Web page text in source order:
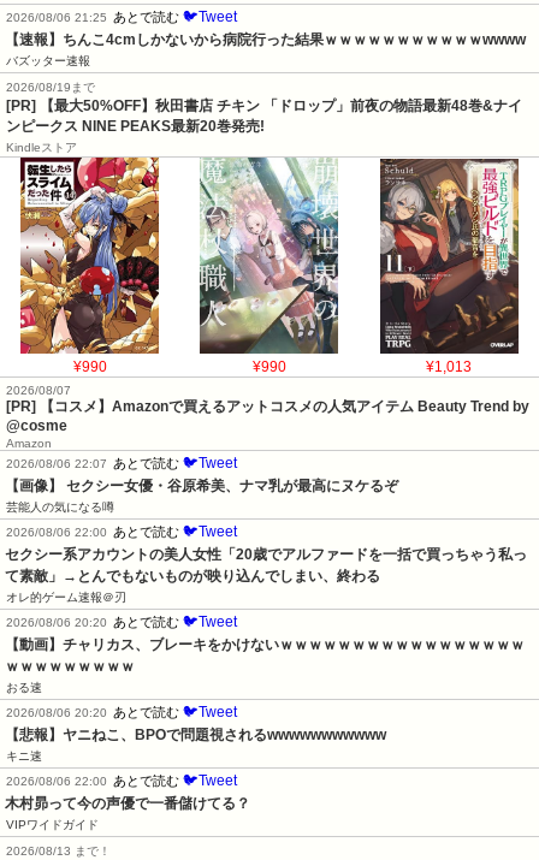
2026/08/06 21:25 あとで読む 🐦Tweet
【速報】ちんこ4cmしかないから病院行った結果ｗｗｗｗｗｗｗｗｗｗｗwwww
バズッター速報
2026/08/19まで
[PR] 【最大50%OFF】秋田書店 チキン 「ドロップ」前夜の物語最新48巻&ナイ
ンピークス NINE PEAKS最新20巻発売!
Kindleストア
¥990 ¥990 ¥1,013
2026/08/07
[PR] 【コスメ】Amazonで買えるアットコスメの人気アイテム Beauty Trend by
@cosme
Amazon
2026/08/06 22:07 あとで読む 🐦Tweet
【画像】 セクシー女優・谷原希美、ナマ乳が最高にヌケるぞ
芸能人の気になる噂
2026/08/06 22:00 あとで読む 🐦Tweet
セクシー系アカウントの美人女性「20歳でアルファードを一括で買っちゃう私っ
て素敵」→とんでもないものが映り込んでしまい、終わる
オレ的ゲーム速報＠刃
2026/08/06 20:20 あとで読む 🐦Tweet
【動画】チャリカス、ブレーキをかけないｗｗｗｗｗｗｗｗｗｗｗｗｗｗｗｗｗ
ｗｗｗｗｗｗｗｗｗ
おる速
2026/08/06 20:20 あとで読む 🐦Tweet
【悲報】ヤニねこ、BPOで問題視されるwwwwwwwwwww
キニ速
2026/08/06 22:00 あとで読む 🐦Tweet
木村昴って今の声優で一番儲けてる？
VIPワイドガイド
2026/08/13 まで！